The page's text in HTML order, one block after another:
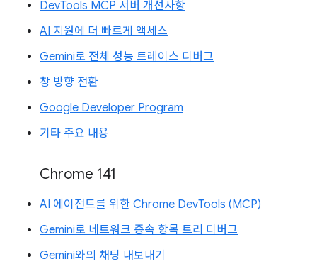
DevTools MCP 서버 개선사항
AI 지원에 더 빠르게 액세스
Gemini로 전체 성능 트레이스 디버그
창 방향 전환
Google Developer Program
기타 주요 내용
Chrome 141
AI 에이전트를 위한 Chrome DevTools (MCP)
Gemini로 네트워크 종속 항목 트리 디버그
Gemini와의 채팅 내보내기